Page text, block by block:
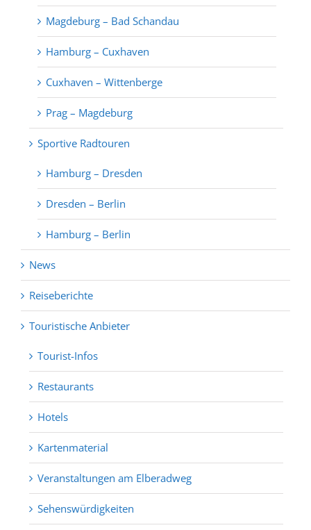
Magdeburg – Bad Schandau
Hamburg – Cuxhaven
Cuxhaven – Wittenberge
Prag – Magdeburg
Sportive Radtouren
Hamburg – Dresden
Dresden – Berlin
Hamburg – Berlin
News
Reiseberichte
Touristische Anbieter
Tourist-Infos
Restaurants
Hotels
Kartenmaterial
Veranstaltungen am Elberadweg
Sehenswürdigkeiten